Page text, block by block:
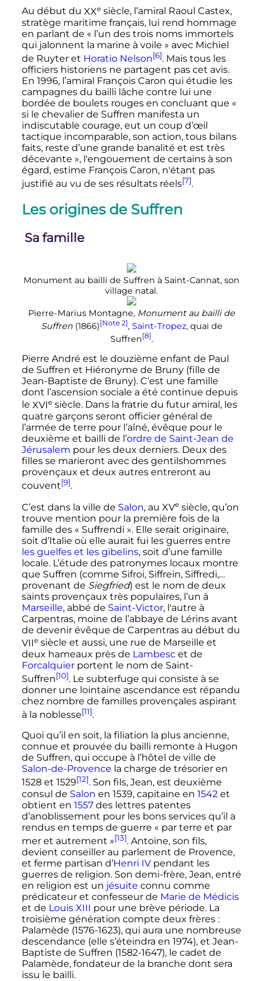
Au début du XXe siècle, l’amiral Raoul Castex,
stratège maritime français, lui rend hommage
en parlant de « l’un des trois noms immortels
qui jalonnent la marine à voile » avec Michiel
de Ruyter et Horatio Nelson[6]. Mais tous les
officiers historiens ne partagent pas cet avis.
En 1996, l’amiral François Caron qui étudie les
campagnes du bailli lâche contre lui une
bordée de boulets rouges en concluant que «
si le chevalier de Suffren manifesta un
indiscutable courage, eut un coup d’œil
tactique incomparable, son action, tous bilans
faits, reste d’une grande banalité et est très
décevante », l'engouement de certains à son
égard, estime François Caron, n'étant pas
justifié au vu de ses résultats réels[7].
Les origines de Suffren
Sa famille
Monument au bailli de Suffren à Saint-Cannat, son
village natal.
Pierre-Marius Montagne, Monument au bailli de
Suffren(1866)[Note 2], Saint-Tropez, quai de
Suffren[8].
Pierre André est le douzième enfant de Paul
de Suffren et Hiéronyme de Bruny (fille de
Jean-Baptiste de Bruny). C’est une famille
dont l’ascension sociale a été continue depuis
le XVIe siècle. Dans la fratrie du futur amiral, les
quatre garçons seront officier général de
l’armée de terre pour l’aîné, évêque pour le
deuxième et bailli de l’ordre de Saint-Jean de
Jérusalem pour les deux derniers. Deux des
filles se marieront avec des gentilshommes
provençaux et deux autres entreront au
couvent[9].
C’est dans la ville de Salon, au XVe siècle, qu’on
trouve mention pour la première fois de la
famille des « Suffrendi ». Elle serait originaire,
soit d’Italie où elle aurait fui les guerres entre
les guelfes et les gibelins, soit d’une famille
locale. L’étude des patronymes locaux montre
que Suffren (comme Sifroi, Siffrein, Siffredi,…
provenant de Siegfried) est le nom de deux
saints provençaux très populaires, l’un à
Marseille, abbé de Saint-Victor, l'autre à
Carpentras, moine de l’abbaye de Lérins avant
de devenir évêque de Carpentras au début du
VIIe siècle et aussi, une rue de Marseille et
deux hameaux près de Lambescet de
Forcalquierportent le nom de Saint-
Suffren[10]. Le subterfuge qui consiste à se
donner une lointaine ascendance est répandu
chez nombre de familles provençales aspirant
à la noblesse[11].
Quoi qu’il en soit, la filiation la plus ancienne,
connue et prouvée du bailli remonte à Hugon
de Suffren, qui occupe à l’hôtel de ville de
Salon-de-Provence la charge de trésorier en
1528 et 1529[12]. Son fils, Jean, est deuxième
consul de Salon en 1539, capitaine en 1542 et
obtient en 1557des lettres patentes
d’anoblissement pour les bons services qu’il a
rendus en temps de guerre « par terre et par
mer et autrement »[13]. Antoine, son fils,
devient conseiller au parlement de Provence,
et ferme partisan d’Henri IVpendant les
guerres de religion. Son demi-frère, Jean, entré
en religion est un jésuite connu comme
prédicateur et confesseur de Marie de Médicis
et de Louis XIII pour une brève période. La
troisième génération compte deux frères :
Palamède (1576-1623), qui aura une nombreuse
descendance (elle s’éteindra en 1974), et Jean-
Baptiste de Suffren (1582-1647), le cadet de
Palamède, fondateur de la branche dont sera
issu le bailli.